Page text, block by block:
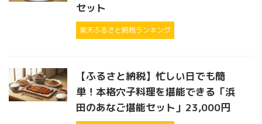
セット
楽天ふるさと納税ランキング
【ふるさと納税】忙しい日でも簡
単！本格穴子料理を堪能できる「浜
田のあなご堪能セット」23,000円